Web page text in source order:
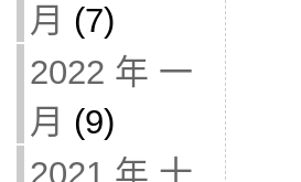
月 (7)
2022 年 一
月 (9)
2021 年 十